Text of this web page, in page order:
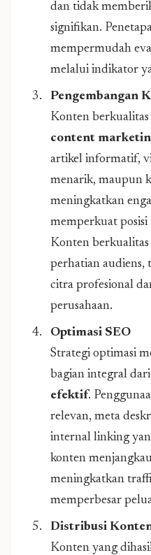
dan tidak
signifikan.
mempermudah
melalui indikator
Pengembangan
Konten
content
artikel informatif,
menarik, maupun
meningkatkan
memperkuat posisi
Konten
perhatian audiens,
citra profesional
perusahaan.
Optimasi SEO
Strategi optimasi
bagian integral dari
efektif.
relevan, meta
internal linking
konten
meningkatkan
memperbesar
Distribusi
Konten yang